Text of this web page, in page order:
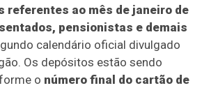
referentes ao mês de janeiro de
pensionistas e demais
calendário oficial divulgado
Os depósitos estão sendo
o número final do cartão de